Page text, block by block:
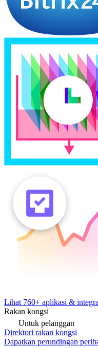
Lihat 760+ aplikasi &
Rakan kongsi
Untuk pelanggan
Direktori rakan kongsi
Dapatkan perundingan